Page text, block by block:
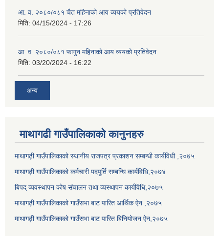
आ. व. २०८०/०८१ चैत महिनाको आय व्ययको प्रतिवेदन
मिति: 04/15/2024 - 17:26
आ. व. २०८०/०८१ फागुन महिनाको आय व्ययको प्रतिवेदन
मिति: 03/20/2024 - 16:22
अन्य
माथागढी गाउँपालिकाको कानुनहरु
माथागढ़ी गाउँपालिकाको स्थानीय राजपत्र प्रकाशन सम्बन्धी कार्यविधी ,२०७५
माथागढ़ी गाउँपालिकाको कर्मचारी पदपूर्ति सम्बन्धि कार्यविधि,२०७४
बिपद् व्यवस्थापन कोष संचालन तथा व्यस्थापन कार्यविधि,२०७५
माथागढ़ी गाउँपालिकाको गाउँसभा बाट पारित आर्थिक ऐन ,२०७५
माथागढ़ी गाउँपालिकाको गाउँसभा बाट पारित बिनियोजन ऐन,२०७५